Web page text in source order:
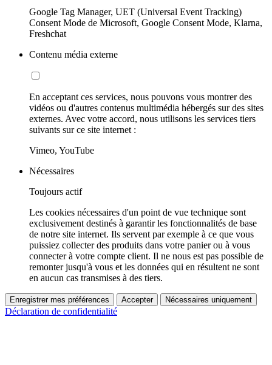
Google Tag Manager, UET (Universal Event Tracking)
Consent Mode de Microsoft, Google Consent Mode, Klarna,
Freshchat
Contenu média externe
En acceptant ces services, nous pouvons vous montrer des
vidéos ou d'autres contenus multimédia hébergés sur des sites
externes. Avec votre accord, nous utilisons les services tiers
suivants sur ce site internet :
Vimeo, YouTube
Nécessaires
Toujours actif
Les cookies nécessaires d'un point de vue technique sont
exclusivement destinés à garantir les fonctionnalités de base
de notre site internet. Ils servent par exemple à ce que vous
puissiez collecter des produits dans votre panier ou à vous
connecter à votre compte client. Il ne nous est pas possible de
remonter jusqu'à vous et les données qui en résultent ne sont
en aucun cas transmises à des tiers.
Enregistrer mes préférences Accepter Nécessaires uniquement
Déclaration de confidentialité